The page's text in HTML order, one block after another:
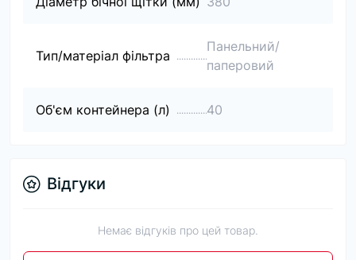
Тип/матеріал фільтра
Панельний/
паперовий
Об'єм контейнера (л) 40
Відгуки
Немає відгуків про цей товар.